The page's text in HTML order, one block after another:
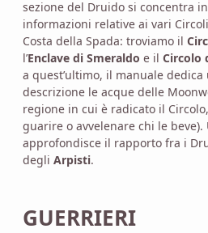
sezione del Druido si concentra
informazioni relative ai vari
Costa della Spada: troviamo il
l’Enclave di Smeraldo e il Circolo
a quest’ultimo, il manuale
descrizione le acque delle
regione in cui è radicato il
guarire o avvelenare chi le
approfondisce il rapporto fra i
degli Arpisti.
GUERRIERI